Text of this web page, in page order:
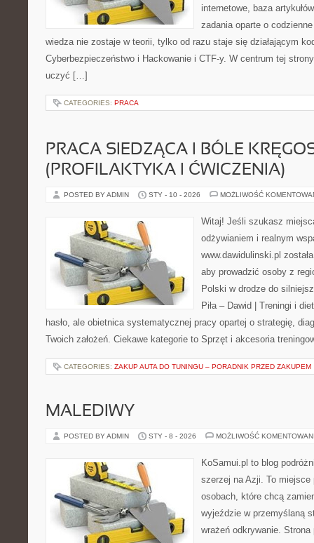
internetowe, baza
zadania oparte o
wiedza nie zostaje w teorii, tylko od razu staje się działającym
Cyberbezpieczeństwo i Hackowanie i CTF-y. W centrum tej
uczyć […]
CATEGORIES: PRACA
PRACA SIEDZĄCA I BÓLE
(PROFILAKTYKA I ĆWICZENIA)
POSTED BY ADMIN STY - 10 - 2026 MOŻLIWOŚĆ
Witaj! Jeśli szukasz
odżywianiem i realnym
www.dawidulinski.pl
aby prowadzić osoby z
Polski w drodze do
Piła – Dawid | Treningi i
hasło, ale obietnica systematycznej pracy opartej o strategię,
Twoich założeń. Ciekawe kategorie to Sprzęt i akcesoria
CATEGORIES: ZAKUP AUTA DO TUNINGU – PORADNIK PRZED ZAKUPEM
MALEDIWY
POSTED BY ADMIN STY - 8 - 2026 MOŻLIWOŚĆ
KoSamui.pl to blog
szerzej na Azji. To miejsce
osobach, które chcą
wyjeździe w przemyślaną
wrażeń odkrywanie.